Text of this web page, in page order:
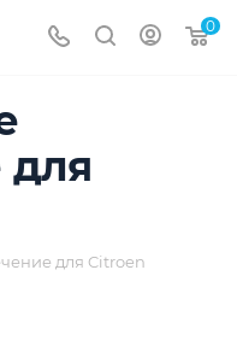
0
для
для Citroen